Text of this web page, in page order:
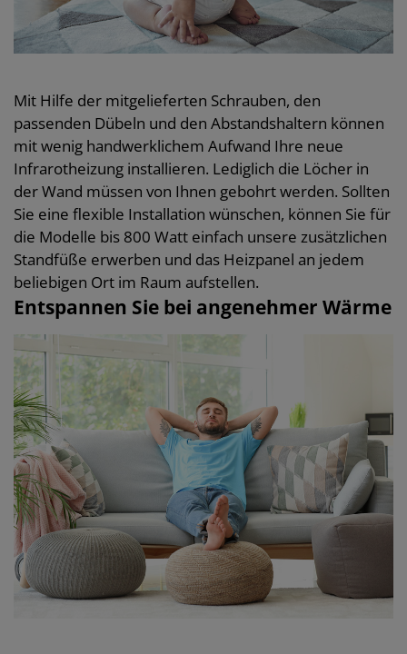
Mit Hilfe der mitgelieferten Schrauben, den
passenden Dübeln und den Abstandshaltern können
mit wenig handwerklichem Aufwand Ihre neue
Infrarotheizung installieren. Lediglich die Löcher in
der Wand müssen von Ihnen gebohrt werden. Sollten
Sie eine flexible Installation wünschen, können Sie für
die Modelle bis 800 Watt einfach unsere zusätzlichen
Standfüße erwerben und das Heizpanel an jedem
beliebigen Ort im Raum aufstellen.
Entspannen Sie bei angenehmer Wärme